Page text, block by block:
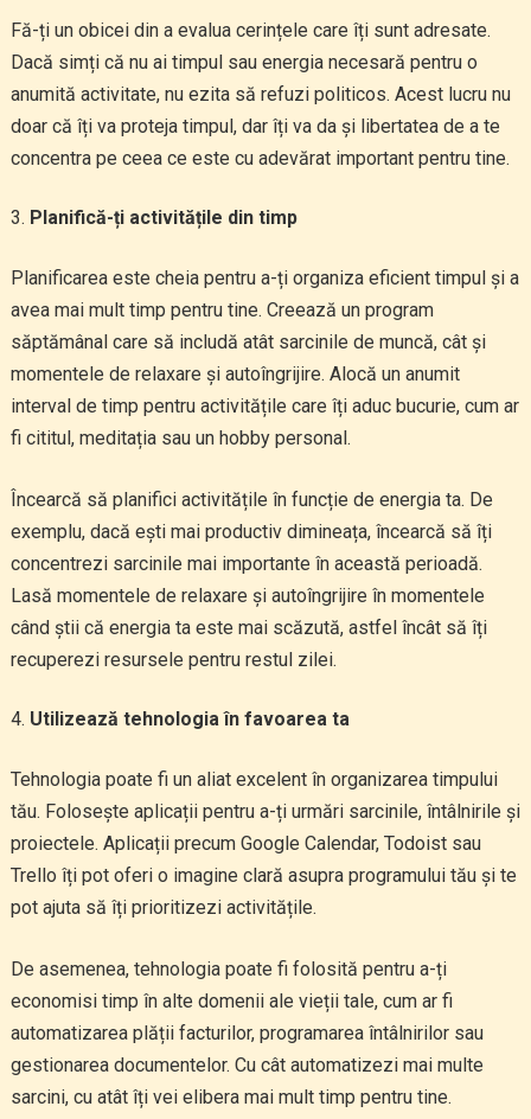
Fă-ți un obicei din a evalua cerințele care îți sunt adresate.
Dacă simți că nu ai timpul sau energia necesară pentru o
anumită activitate, nu ezita să refuzi politicos. Acest lucru nu
doar că îți va proteja timpul, dar îți va da și libertatea de a te
concentra pe ceea ce este cu adevărat important pentru tine.
Planifică-ți activitățile din timp
Planificarea este cheia pentru a-ți organiza eficient timpul și a
avea mai mult timp pentru tine. Creează un program
săptămânal care să includă atât sarcinile de muncă, cât și
momentele de relaxare și autoîngrijire. Alocă un anumit
interval de timp pentru activitățile care îți aduc bucurie, cum ar
fi cititul, meditația sau un hobby personal.
Încearcă să planifici activitățile în funcție de energia ta. De
exemplu, dacă ești mai productiv dimineața, încearcă să îți
concentrezi sarcinile mai importante în această perioadă.
Lasă momentele de relaxare și autoîngrijire în momentele
când știi că energia ta este mai scăzută, astfel încât să îți
recuperezi resursele pentru restul zilei.
Utilizează tehnologia în favoarea ta
Tehnologia poate fi un aliat excelent în organizarea timpului
tău. Folosește aplicații pentru a-ți urmări sarcinile, întâlnirile și
proiectele. Aplicații precum Google Calendar, Todoist sau
Trello îți pot oferi o imagine clară asupra programului tău și te
pot ajuta să îți prioritizezi activitățile.
De asemenea, tehnologia poate fi folosită pentru a-ți
economisi timp în alte domenii ale vieții tale, cum ar fi
automatizarea plății facturilor, programarea întâlnirilor sau
gestionarea documentelor. Cu cât automatizezi mai multe
sarcini, cu atât îți vei elibera mai mult timp pentru tine.